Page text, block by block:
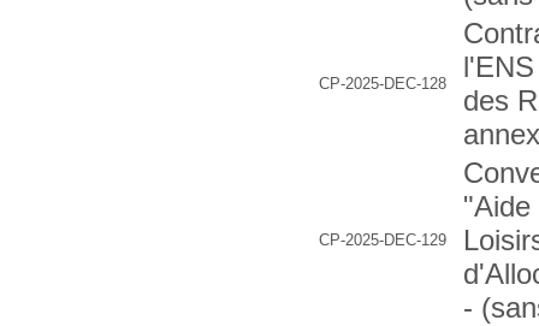
CP-2025-DEC-128
des
CP-2025-DEC-129
"Aide
-